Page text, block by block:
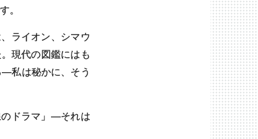
。
ライオン、シマウ
現代の図鑑にはも
私は秘かに、そう
のドラマ」―それは